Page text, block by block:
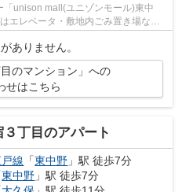
unison mall(ユニゾンモール)東中
エレベータ・敷地内ごみ置き場など
ありません。
のマンション」への
せはこちら
丁目のアパート
線 「東中野 」駅 徒歩7分
東中野 」駅 徒歩7分